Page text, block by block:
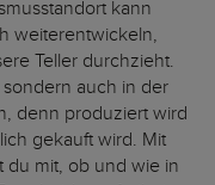
kann
weiterentwickeln,
Teller durchzieht.
auch in der
denn produziert wird
gekauft wird. Mit
du mit, ob und wie in